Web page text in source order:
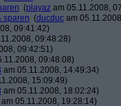
(playaz am 05.11.2008,
sparen (ducduc am
09:41:42)
09:48:28)
09:42:51)
09:48:08)
am 05.11.2008, 14:49:34)
15:09:49)
am 05.11.2008, 18:02:24)
am 05.11.2008, 19:28:14)